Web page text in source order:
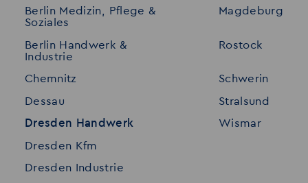
Merkzettel
Standorte
Datenschutz
Impressum
Berlin Medizin, Pflege &
Soziales
Berlin Handwerk &
Industrie
Chemnitz
Dessau
Dresden Handwerk
Dresden Kfm
Dresden Industrie
Magdeburg
Rostock
Schwerin
Stralsund
Wismar